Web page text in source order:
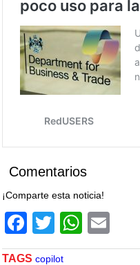
Comentarios
¡Comparte esta noticia!
Facebook
Twitter
TAGS copilot